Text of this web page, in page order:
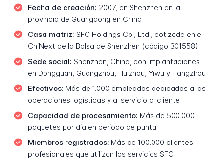
Fecha de creación: 2007, en Shenzhen en la
provincia de Guangdong en China
Casa matriz: SFC Holdings Co., Ltd., cotizada en el
ChiNext de la Bolsa de Shenzhen (código 301558)
Sede social: Shenzhen, China, con implantaciones
en Dongguan, Guangzhou, Huizhou, Yiwu y Hangzhou
Efectivos: Más de 1.000 empleados dedicados a las
operaciones logísticas y al servicio al cliente
Capacidad de procesamiento: Más de 500.000
paquetes por día en período de punta
Miembros registrados: Más de 100.000 clientes
profesionales que utilizan los servicios SFC